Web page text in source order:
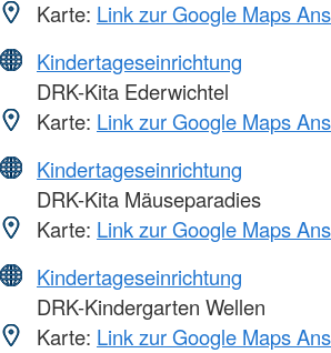
Karte: Link zur Google Maps
Kindertageseinrichtung
DRK-Kita Ederwichtel
Karte: Link zur Google Maps
Kindertageseinrichtung
DRK-Kita Mäuseparadies
Karte: Link zur Google Maps
Kindertageseinrichtung
DRK-Kindergarten Wellen
Karte: Link zur Google Maps